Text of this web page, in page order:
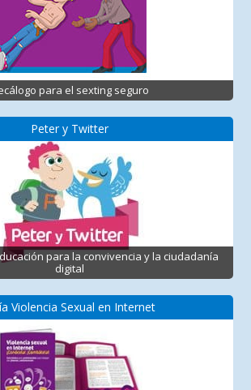
para el sexting seguro
Peter y Twitter
para la convivencia y la ciudadanía
digital
Violencia Sexual en Internet